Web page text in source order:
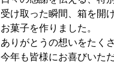
受け取った瞬間、箱を開
お菓子を作りました。
ありがとうの想いをたく
今年も皆様にお喜びいた